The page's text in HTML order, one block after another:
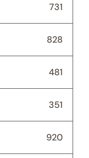
731
828
481
351
920